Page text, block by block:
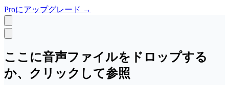
ACCOUNT
Sign in
Proにアップグレード →
ここに音声ファイルをドロップする
か、クリックして参照